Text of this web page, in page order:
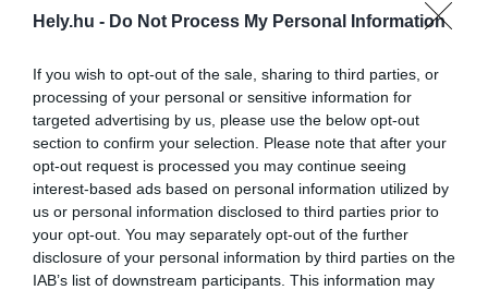
Hely.hu - Do Not Process My Personal Information
If you wish to opt-out of the sale, sharing to third parties, or
processing of your personal or sensitive information for
targeted advertising by us, please use the below opt-out
section to confirm your selection. Please note that after your
opt-out request is processed you may continue seeing
interest-based ads based on personal information utilized by
us or personal information disclosed to third parties prior to
your opt-out. You may separately opt-out of the further
disclosure of your personal information by third parties on the
IAB’s list of downstream participants. This information may
Sikerlistáján!
2025. december 21.
Sátortetős nyaralóból CLT ház
luxuskivitelben – Megnyílt a Monolith Lodge
HELY&SZELLEM
2025. november 6.